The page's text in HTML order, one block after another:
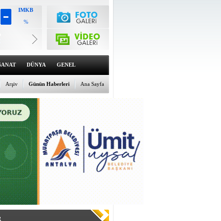
IMKB
%
6541.65
%0.76
Dolar
47.5885
%0.03
Euro
55.0398
%0
DÜNYA GENEL
Ana Sayfa
Günün Haberleri
Arşiv